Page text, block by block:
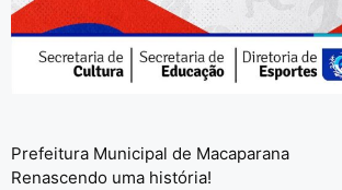
Prefeitura Municipal de Macaparana
Renascendo uma história!